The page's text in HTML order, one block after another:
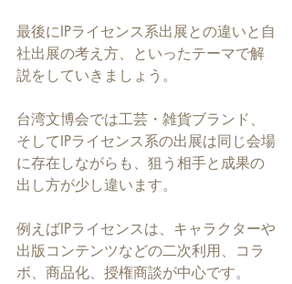
最後にIPライセンス系出展との違いと自
社出展の考え方、といったテーマで解
説をしていきましょう。
台湾文博会では工芸・雑貨ブランド、
そしてIPライセンス系の出展は同じ会場
に存在しながらも、狙う相手と成果の
出し方が少し違います。
例えばIPライセンスは、キャラクターや
出版コンテンツなどの二次利用、コラ
ボ、商品化、授権商談が中心です。